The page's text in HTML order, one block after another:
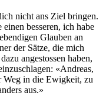
nicht ans Ziel bringen.
besseren, ich habe
Glauben an
der Sätze, die mich
angestossen haben,
«Andreas,
Weg in die Ewigkeit, zu
aus.»